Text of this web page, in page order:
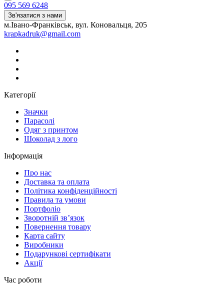
095 569 6248
Зв'язатися з нами
м.Івано-Франківськ, вул. Коновальця, 205
krapkadruk@gmail.com
Категорії
Значки
Парасолі
Одяг з принтом
Шоколад з лого
Інформація
Про нас
Доставка та оплата
Політика конфіденційності
Правила та умови
Портфоліо
Зворотній зв’язок
Повернення товару
Карта сайту
Виробники
Подарункові сертифікати
Акції
Час роботи